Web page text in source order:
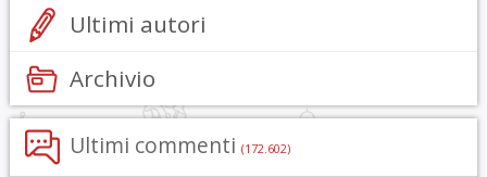
Ultimi autori
Archivio
Ultimi commenti (172.602)